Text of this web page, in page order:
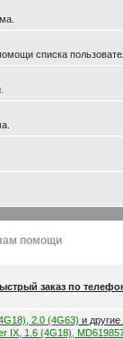
списка
помощи
заказ по
2.0 (4G63) и
IX, 1.6 (4G18),